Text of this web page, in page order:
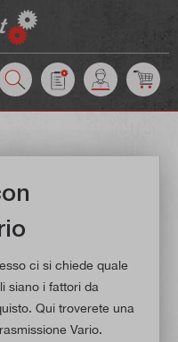
ci si chiede quale
siano i fattori da
Qui troverete una
Vario.